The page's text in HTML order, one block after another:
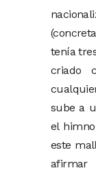
tenía
criado
sube a
el
este
afirmar